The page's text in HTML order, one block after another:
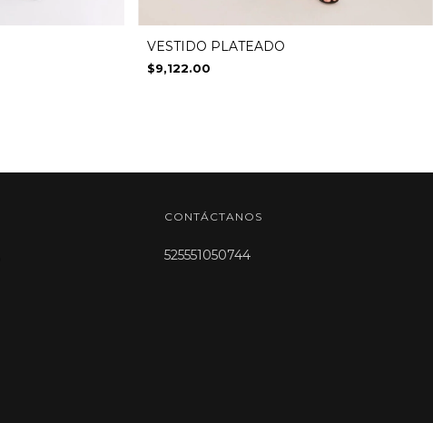
VESTIDO PLATEADO
$9,122.00
CONTÁCTANOS
525551050744